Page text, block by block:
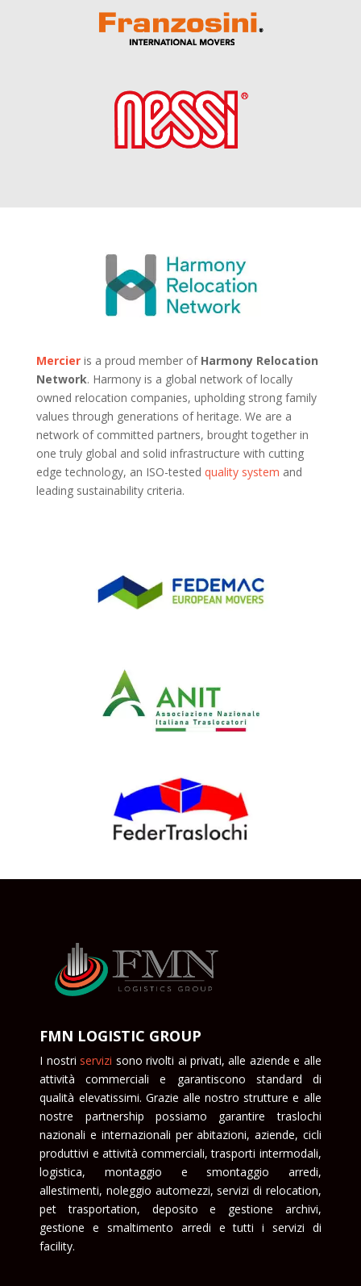
Mercieris a proud member of Harmony Relocation
Network. Harmony is a global network of locally
owned relocation companies, upholding strong family
values through generations of heritage. We are a
network of committed partners, brought together in
one truly global and solid infrastructure with cutting
edge technology, an ISO-tested quality system and
leading sustainability criteria.
FMN LOGISTIC GROUP
I nostri servizi sono rivolti ai privati, alle aziende e alle
attività commerciali e garantiscono standard di
qualità elevatissimi. Grazie alle nostro strutture e alle
nostre partnership possiamo garantire traslochi
nazionali e internazionali per abitazioni, aziende, cicli
produttivi e attività commerciali, trasporti intermodali,
logistica, montaggio e smontaggio arredi,
allestimenti, noleggio automezzi, servizi di relocation,
pet trasportation, deposito e gestione archivi,
gestione e smaltimento arredi e tutti i servizi di
facility.